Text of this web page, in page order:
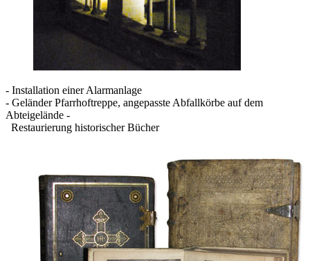
- Installation einer Alarmanlage
- Geländer Pfarrhoftreppe, angepasste Abfallkörbe auf dem
Abteigelände -
Restaurierung historischer Bücher